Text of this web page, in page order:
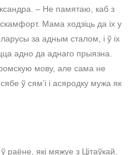
– Не памятаю, каб з
Мама ходзіць да іх у
за адным сталом, і ў іх
адно да аднаго прыязна.
мову, але сама не
ў сям’і і асяродку мужа як
раёне, які мяжуе з Цітаўкай.